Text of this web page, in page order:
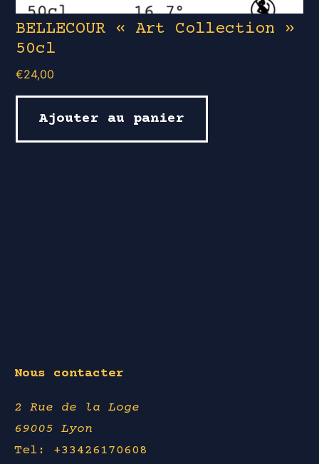
BELLECOUR « Art Collection »
50cl
€24,00
Ajouter au panier
Nous contacter
2 Rue de la Loge
69005 Lyon
Tel: +33426170608